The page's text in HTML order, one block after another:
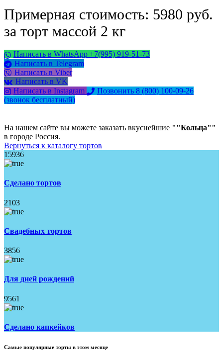
Примерная стоимость: 5980 руб.
за торт массой 2 кг
Написать в WhatsApp +7(995) 919-51-73
Написать в Telegram
Написать в Viber
Написать в VK
Написать в Instagram
Позвонить 8 (800) 100-09-26
(звонок бесплатный)
На нашем сайте вы можете заказать вкуснейшие ""Кольца""
в городе Россия.
Вернуться к каталогу тортов
15936
Сделано тортов
2103
Свадебных тортов
3856
Для дней рождений
9561
Сделано капкейков
Самые популярные торты в этом месяце